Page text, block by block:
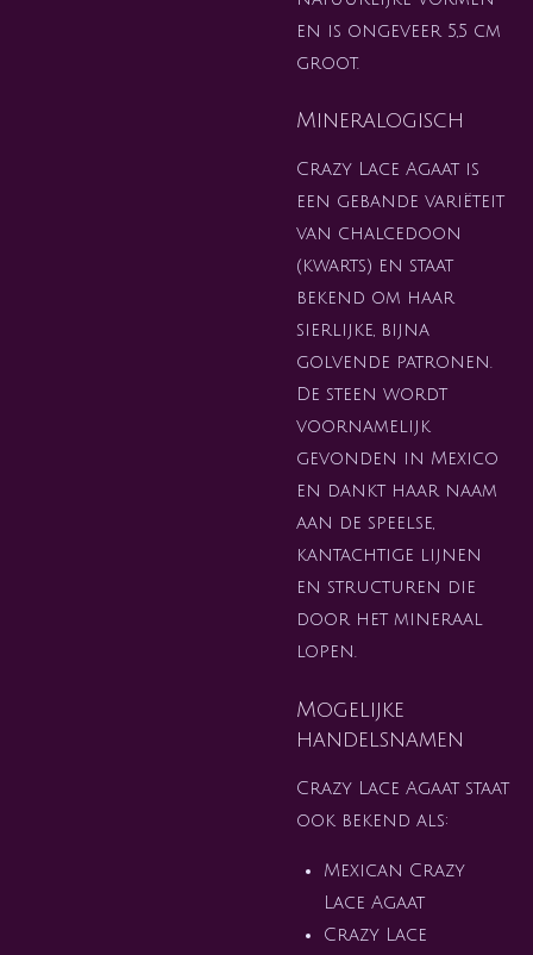
en is ongeveer 5,5 cm
groot.
Mineralogisch
Crazy Lace Agaat is
een gebande variëteit
van chalcedoon
(kwarts) en staat
bekend om haar
sierlijke, bijna
golvende patronen.
De steen wordt
voornamelijk
gevonden in Mexico
en dankt haar naam
aan de speelse,
kantachtige lijnen
en structuren die
door het mineraal
lopen.
Mogelijke
handelsnamen
Crazy Lace Agaat staat
ook bekend als:
Mexican Crazy
Lace Agaat
Crazy Lace